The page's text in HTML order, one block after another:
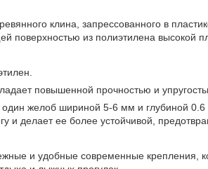
клина, запрессованного в
поверхностью из полиэтилена высокой
повышенной прочностью и
желоб шириной 5-6 мм и глубиной
и делает ее более устойчивой,
и удобные современные крепления,